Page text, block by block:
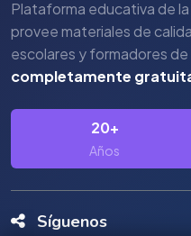
Plataforma educativa de la
provee materiales de
escolares y formadores
completamente
20+
Años
Síguenos